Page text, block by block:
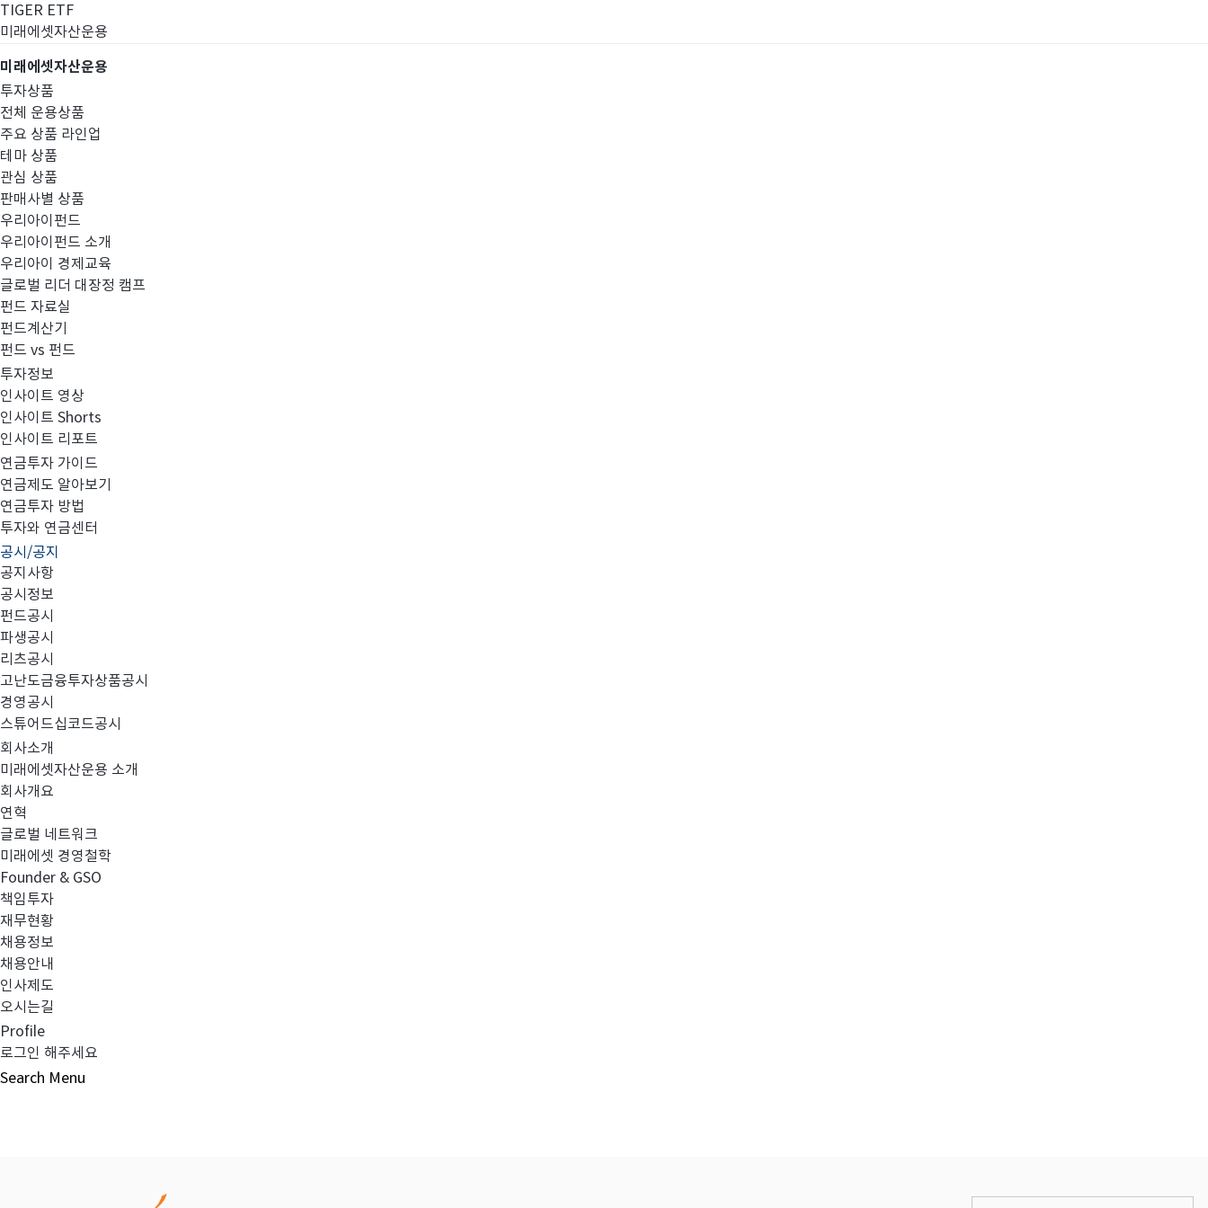
TIGER ETF
미래에셋자산운용
미래에셋자산운용
투자상품
전체 운용상품
주요 상품 라인업
테마 상품
관심 상품
판매사별 상품
우리아이펀드
우리아이펀드 소개
우리아이 경제교육
글로벌 리더 대장정 캠프
펀드 자료실
펀드계산기
펀드 vs 펀드
투자정보
인사이트 영상
인사이트 Shorts
인사이트 리포트
연금투자 가이드
연금제도 알아보기
연금투자 방법
투자와 연금센터
공시/공지
공지사항
공시정보
펀드공시
파생공시
리츠공시
고난도금융투자상품공시
경영공시
스튜어드십코드공시
회사소개
미래에셋자산운용 소개
회사개요
연혁
글로벌 네트워크
미래에셋 경영철학
Founder & GSO
책임투자
재무현황
채용정보
채용안내
인사제도
오시는길
Profile
로그인 해주세요
Search Menu
경영공시
투자자예탁금 이용료율 변경 안내의 건
첨부와 같이 당사의 주요 경영사항을 공시합니다.
투자자예탁금 이용료율 변경 안내.pdf
이전글
다음글
목록보기